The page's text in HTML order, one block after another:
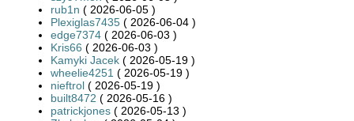
rub1n ( 2026-06-05 )
Plexiglas7435 ( 2026-06-04 )
edge7374 ( 2026-06-03 )
Kris66 ( 2026-06-03 )
Kamyki Jacek ( 2026-05-19 )
wheelie4251 ( 2026-05-19 )
nieftrol ( 2026-05-19 )
built8472 ( 2026-05-16 )
patrickjones ( 2026-05-13 )